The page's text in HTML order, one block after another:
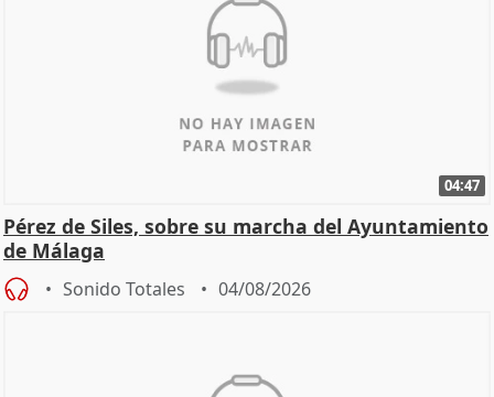
04:47
Pérez de Siles, sobre su marcha del Ayuntamiento
de Málaga
Sonido Totales 04/08/2026